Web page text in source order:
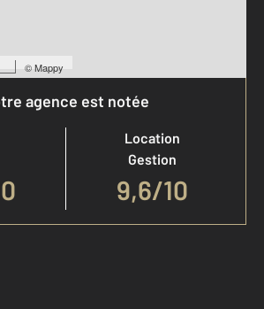
©Mappy
agence est notée
Location
Gestion
9,6/10